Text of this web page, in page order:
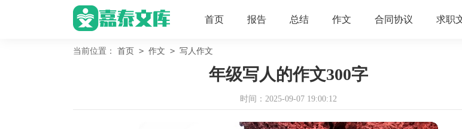
首页 报告 总结 作文 合同协议 求职
当前位置： 首页 > 作文 > 写人作文
年级写人的作文300字
时间：2025-09-07 19:00:12